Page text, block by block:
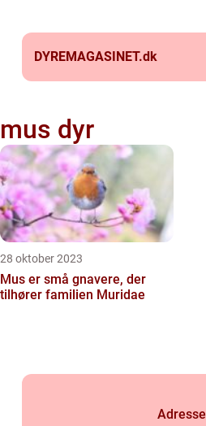
DYREMAGASINET.dk
mus dyr
28 oktober 2023
Mus er små gnavere, der
tilhører familien Muridae
Adresse